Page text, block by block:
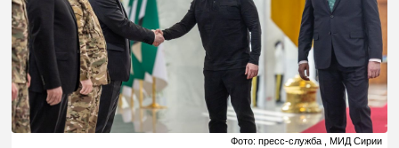
Фото: пресс-служба , МИД Сирии